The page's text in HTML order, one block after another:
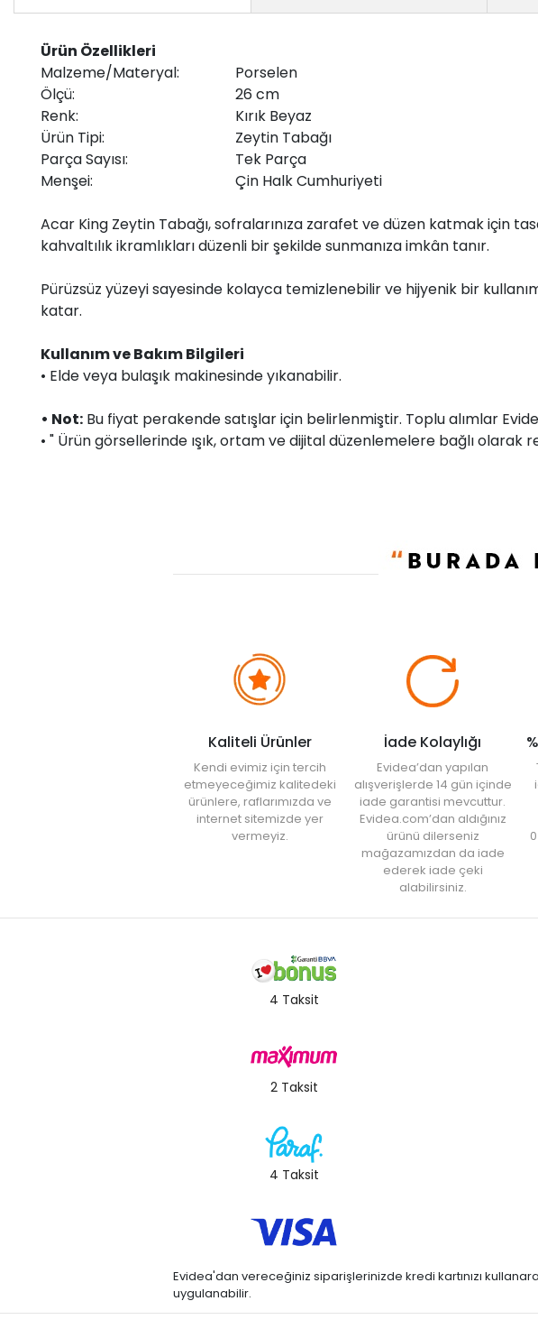
Ürün Özellikleri
Malzeme/Materyal:
Porselen
Ölçü:
26 cm
Renk:
Kırık Beyaz
Ürün Tipi:
Zeytin Tabağı
Parça Sayısı:
Tek Parça
Menşei:
Çin Halk Cumhuriyeti
Acar King Zeytin Tabağı, sofralarınıza zarafet ve düzen katmak için
kahvaltılık ikramlıkları düzenli bir şekilde sunmanıza imkân tanır.
Pürüzsüz yüzeyi sayesinde kolayca temizlenebilir ve hijyenik bir
katar.
Kullanım ve Bakım Bilgileri
• Elde veya bulaşık makinesinde yıkanabilir.
• Not: Bu fiyat perakende satışlar için belirlenmiştir. Toplu alımlar
• " Ürün görsellerinde ışık, ortam ve dijital düzenlemelere bağlı olarak
Kaliteli Ürünler
Kendi evimiz için tercih
etmeyeceğimiz kalitedeki
ürünlere, raflarımızda ve
internet sitemizde yer
vermeyiz.
İade Kolaylığı
Evidea’dan yapılan
alışverişlerde 14 gün içinde
iade garantisi mevcuttur.
Evidea.com’dan aldığınız
ürünü dilerseniz
mağazamızdan da iade
ederek iade çeki
alabilirsiniz.
4 Taksit
2 Taksit
4 Taksit
Evidea'dan vereceğiniz siparişlerinizde kredi kartınızı
uygulanabilir.